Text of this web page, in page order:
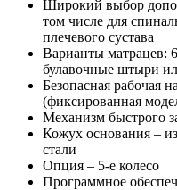
Широкий выбор
том числе для
плечевого сустава
Варианты матрацев:
булавочные штыри
Безопасная рабочая
(фиксированная
Механизм быстрого
Кожух основания –
стали
Опция – 5-е колесо
Программное